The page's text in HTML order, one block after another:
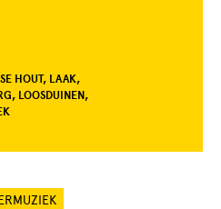
HOUT, LAAK,
LOOSDUINEN,